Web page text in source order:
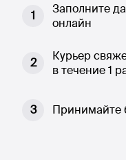
1
Заполните
онлайн
2
Курьер
в течение 1
3 Принимайте